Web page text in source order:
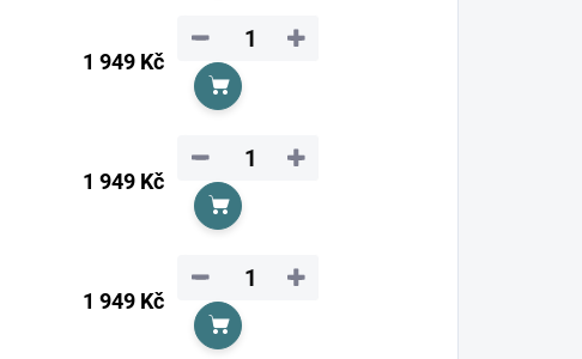
1 949 Kč
+
−
Do košíku
1 949 Kč
+
−
Do košíku
1 949 Kč
+
−
Do košíku